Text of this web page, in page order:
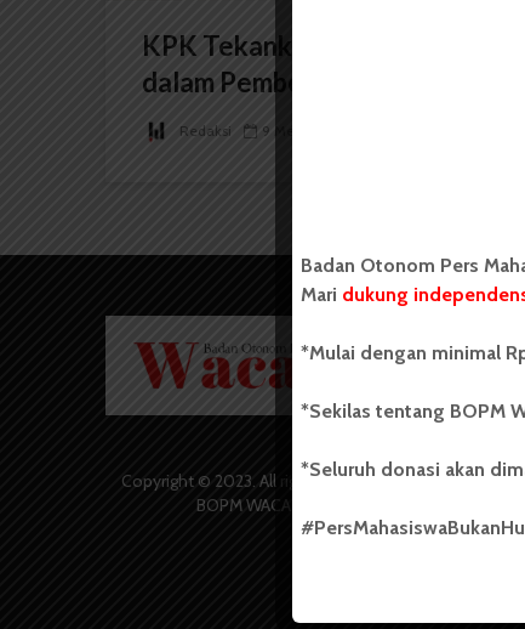
KPK Tekankan Peran Pemuda
dalam Pemberantasan...
Redaksi 9 Mei 2026
Copyright © 2023. All rights reserved
BOPM WACANA.
salah
USU
Badan Otonom Pers
Mari dukung
*Mulai dengan minimal
*Sekilas tentang BOPM
*Seluruh donasi akan